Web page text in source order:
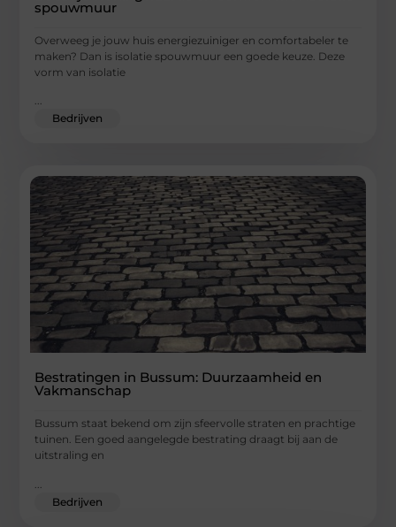
spouwmuur
Overweeg je jouw huis energiezuiniger en comfortabeler te
maken? Dan is isolatie spouwmuur een goede keuze. Deze
vorm van isolatie
...
Bedrijven
Bestratingen in Bussum: Duurzaamheid en
Vakmanschap
Bussum staat bekend om zijn sfeervolle straten en prachtige
tuinen. Een goed aangelegde bestrating draagt bij aan de
uitstraling en
Bedrijven